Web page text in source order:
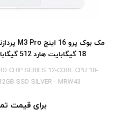
18 گیگابایت هارد 512 گیگابایت SSD نقره ای MRW43
CHIP SERIES 12-CORE CPU 18-
SSD SILVER - MRW43
برای قیمت